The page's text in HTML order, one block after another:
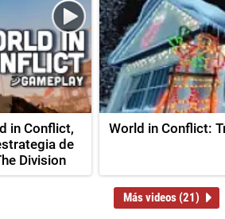
in Conflict,
de
Division
World in Conflict:
Más videos (21)